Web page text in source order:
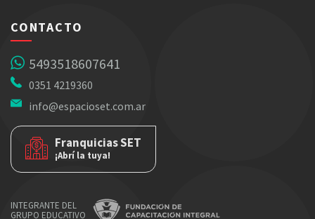
CONTACTO
5493518607641
0351 4219360
info@espacioset.com.ar
Franquicias SET
¡Abrí la tuya!
INTEGRANTE DEL
GRUPO EDUCATIVO